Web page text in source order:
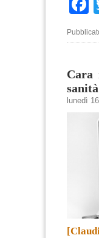
Cara
lunedì